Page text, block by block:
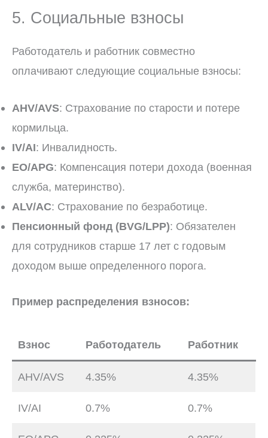
5. Социальные взносы
Работодатель и работник совместно
оплачивают следующие социальные взносы:
AHV/AVS: Страхование по старости и потере
кормильца.
IV/AI: Инвалидность.
EO/APG: Компенсация потери дохода (военная
служба, материнство).
ALV/AC: Страхование по безработице.
Пенсионный фонд (BVG/LPP): Обязателен
для сотрудников старше 17 лет с годовым
доходом выше определенного порога.
Пример распределения взносов:
Взнос Работодатель Работник
AHV/AVS 4.35% 4.35%
IV/AI 0.7% 0.7%